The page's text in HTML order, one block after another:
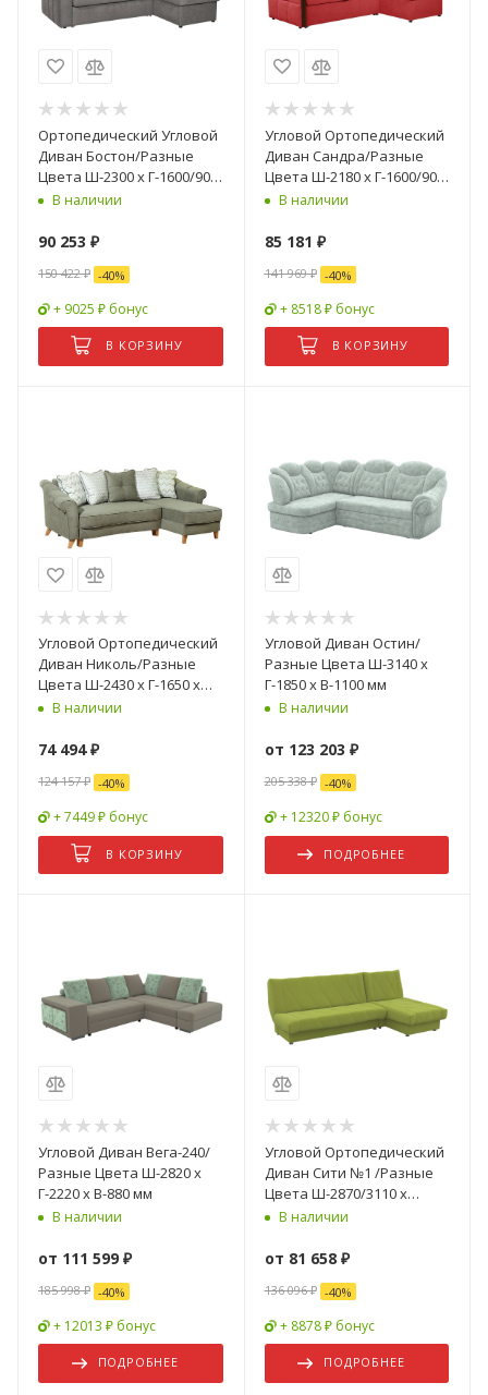
Ортопедический Угловой
Диван Бостон/Разные
Цвета Ш-2300 х Г-1600/900
х В-920 мм
В наличии
90 253 ₽
150 422₽ -40%
+ 9025 ₽ бонус
В КОРЗИНУ
Угловой Ортопедический
Диван Сандра/Разные
Цвета Ш-2180 х Г-1600/900
х В-920 мм
В наличии
85 181 ₽
141 969₽ -40%
+ 8518 ₽ бонус
В КОРЗИНУ
Угловой Ортопедический
Диван Николь/Разные
Цвета Ш-2430 х Г-1650 х
В-930 мм
В наличии
74 494₽
124 157₽ -40%
+ 7449 ₽ бонус
В КОРЗИНУ
Угловой Диван Остин/
Разные Цвета Ш-3140 х
Г-1850 х В-1100 мм
В наличии
от 123 203 ₽
205 338 ₽ -40%
+ 12320 ₽ бонус
ПОДРОБНЕЕ
Угловой Диван Вега-240/
Разные Цвета Ш-2820 х
Г-2220 х В-880 мм
В наличии
от 111 599 ₽
185 998 ₽ -40%
+ 12013 ₽ бонус
ПОДРОБНЕЕ
Угловой Ортопедический
Диван Сити №1 /Разные
Цвета Ш-2870/3110 х
Г-1560 х В-1020 мм
В наличии
от 81 658 ₽
136 096 ₽ -40%
+ 8878 ₽ бонус
ПОДРОБНЕЕ